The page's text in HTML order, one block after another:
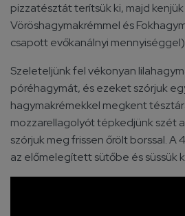
pizzatésztát terítsük ki, majd
Vöröshagymakrémmel és
csapott evőkanálnyi
Szeleteljünk fel vékonyan
póréhagymát, és ezeket szórjuk
hagymakrémekkel megkent
mozzarellagolyót tépkedjünk szét
szórjuk meg frissen őrölt borssal. A
az előmelegített sütőbe és süssük